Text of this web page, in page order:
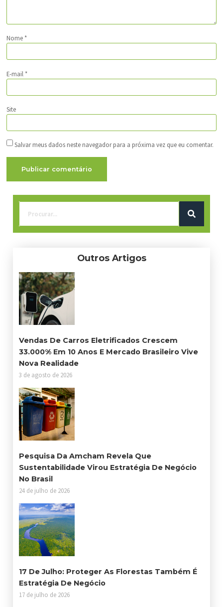
Outros Artigos
Vendas De Carros Eletrificados Crescem
33.000% Em 10 Anos E Mercado Brasileiro Vive
Nova Realidade
3 de agosto de 2026
Pesquisa Da Amcham Revela Que
Sustentabilidade Virou Estratégia De Negócio
No Brasil
24 de julho de 2026
17 De Julho: Proteger As Florestas Também É
Estratégia De Negócio
17 de julho de 2026
Nome *
E-mail *
Site
Salvar meus dados neste navegador para a próxima vez que eu comentar.